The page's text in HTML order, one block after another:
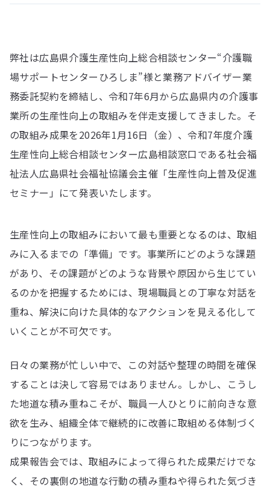
弊社は広島県介護生産性向上総合相談センター“介護職
場サポートセンターひろしま”様と業務アドバイザー業
務委託契約を締結し、令和7年6月から広島県内の介護事
業所の生産性向上の取組みを伴走支援してきました。そ
の取組み成果を2026年1月16日（金）、令和7年度介護
生産性向上総合相談センター広島相談窓口である社会福
祉法人広島県社会福祉協議会主催「生産性向上普及促進
セミナー」にて発表いたします。
生産性向上の取組みにおいて最も重要となるのは、取組
みに入るまでの「準備」です。事業所にどのような課題
があり、その課題がどのような背景や原因から生じてい
るのかを把握するためには、現場職員との丁寧な対話を
重ね、解決に向けた具体的なアクションを見える化して
いくことが不可欠です。
日々の業務が忙しい中で、この対話や整理の時間を確保
することは決して容易ではありません。しかし、こうし
た地道な積み重ねこそが、職員一人ひとりに前向きな意
欲を生み、組織全体で継続的に改善に取組める体制づく
りにつながります。
成果報告会では、取組みによって得られた成果だけでな
く、その裏側の地道な行動の積み重ねや得られた気づき